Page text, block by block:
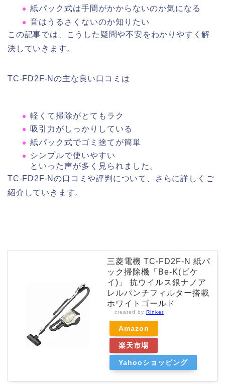
紙パック式は手間がかからないのか気になる
音はうるさくないのか知りたい
この記事では、こうした疑問や不安をわかりやすく解
決していきます。
TC-FD2F-Nの主な良い口コミは
軽くて掃除がとてもラク
吸引力がしっかりしている
紙パック式でゴミ捨てが簡単
シンプルで使いやすい
といった声が多く見られました。
TC-FD2F-Nの口コミや評判について、さらに詳しくご
紹介していきます。
三菱電機 TC-FD2F-N 紙パ
ック掃除機「Be-K(ビケ
イ)」 抗ウイルス銀ナノア
レルパンチフィルター搭載
ホワイトゴールド
created by Rinker
Amazon
楽天市場
Yahooショッピング